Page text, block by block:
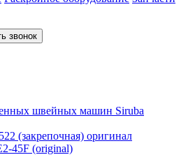
звонок
швейных машин Siruba
(закрепочная) оригинал
45F (original)